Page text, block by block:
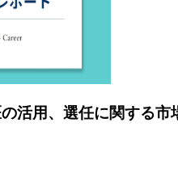
活用、選任に関する市